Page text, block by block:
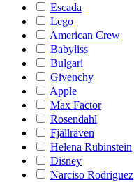
Escada
Lego
American Crew
Babyliss
Bulgari
Givenchy
Apple
Max Factor
Rosendahl
Fjällräven
Helena Rubinstein
Disney
Narciso Rodriguez